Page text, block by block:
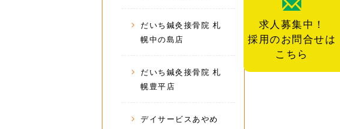
求人募集中！
採用のお問合せは
こちら
だいち鍼灸接骨院 札
幌中の島店
だいち鍼灸接骨院 札
幌豊平店
デイサービスあやめ